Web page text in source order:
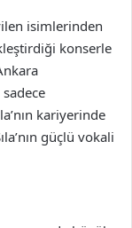
isimlerinden
konserle
kariyerinde
güçlü vokali